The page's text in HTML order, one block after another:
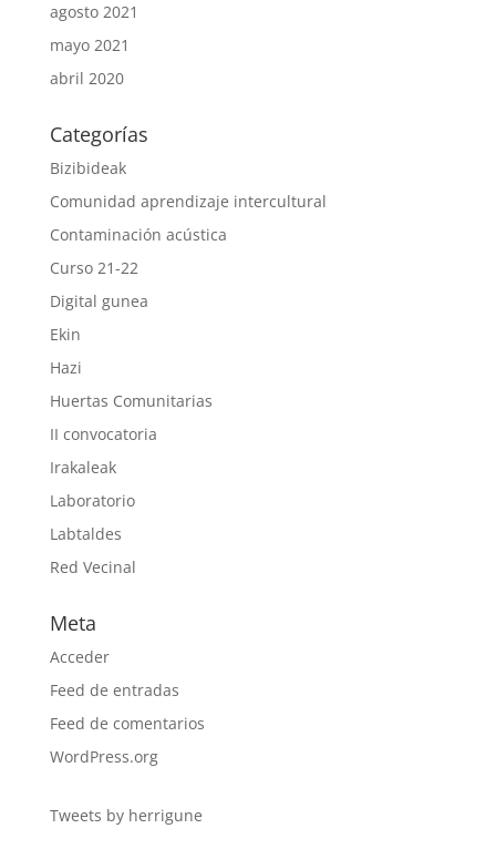
agosto 2021
mayo 2021
abril 2020
Categorías
Bizibideak
Comunidad aprendizaje intercultural
Contaminación acústica
Curso 21-22
Digital gunea
Ekin
Hazi
Huertas Comunitarias
II convocatoria
Irakaleak
Laboratorio
Labtaldes
Red Vecinal
Meta
Acceder
Feed de entradas
Feed de comentarios
WordPress.org
Tweets by herrigune